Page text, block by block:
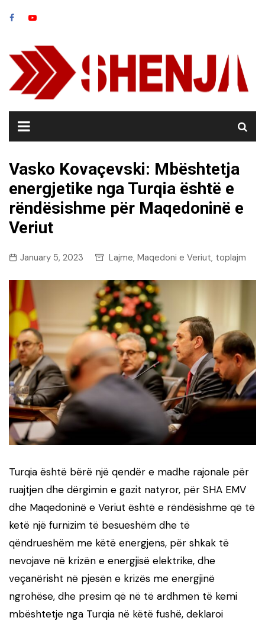
Vasko Kovaçevski: Mbështetja
energjetike nga Turqia është e
rëndësishme për Maqedoninë e
Veriut
January 5, 2023 Lajme, Maqedoni e Veriut, toplajm
Turqia është bërë një qendër e madhe rajonale për
ruajtjen dhe dërgimin e gazit natyror, për SHA EMV
dhe Maqedoninë e Veriut është e rëndësishme që të
ketë një furnizim të besueshëm dhe të
qëndrueshëm me këtë energjens, për shkak të
nevojave në krizën e energjisë elektrike, dhe
veçanërisht në pjesën e krizës me energjinë
ngrohëse, dhe presim që në të ardhmen të kemi
mbështetje nga Turqia në këtë fushë, deklaroi